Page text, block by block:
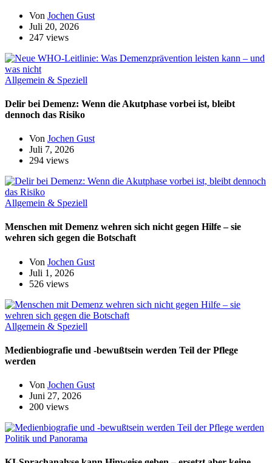
Von Jochen Gust
Juli 20, 2026
247 views
Allgemein & Speziell
Delir bei Demenz: Wenn die Akutphase vorbei ist, bleibt
dennoch das Risiko
Von Jochen Gust
Juli 7, 2026
294 views
Allgemein & Speziell
Menschen mit Demenz wehren sich nicht gegen Hilfe – sie
wehren sich gegen die Botschaft
Von Jochen Gust
Juli 1, 2026
526 views
Allgemein & Speziell
Medienbiografie und -bewußtsein werden Teil der Pflege
werden
Von Jochen Gust
Juni 27, 2026
200 views
Politik und Panorama